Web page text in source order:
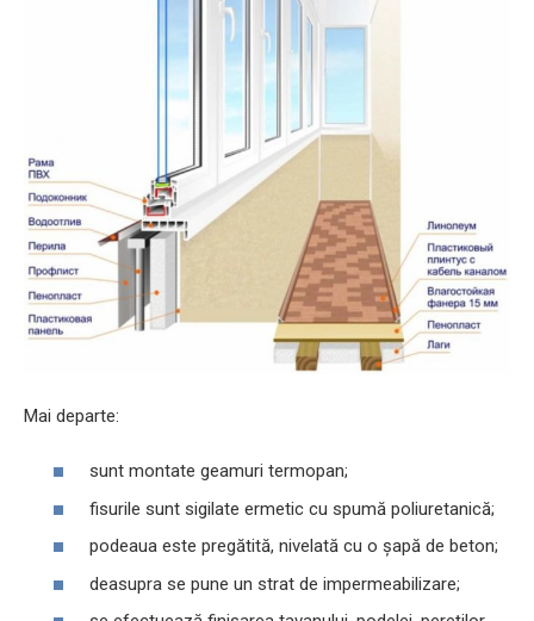
Mai departe:
sunt montate geamuri termopan;
fisurile sunt sigilate ermetic cu spumă poliuretanică;
podeaua este pregătită, nivelată cu o șapă de beton;
deasupra se pune un strat de impermeabilizare;